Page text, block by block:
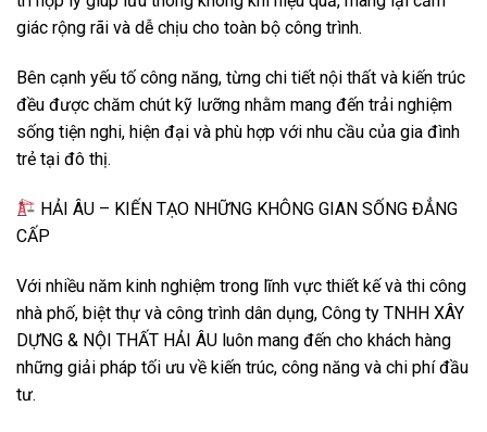
giác rộng rãi và dễ chịu cho toàn bộ công trình.
Bên cạnh yếu tố công năng, từng chi tiết nội thất và kiến trúc
đều được chăm chút kỹ lưỡng nhằm mang đến trải nghiệm
sống tiện nghi, hiện đại và phù hợp với nhu cầu của gia đình
trẻ tại đô thị.
HẢI ÂU – KIẾN TẠO NHỮNG KHÔNG GIAN SỐNG ĐẲNG
CẤP
Với nhiều năm kinh nghiệm trong lĩnh vực thiết kế và thi công
nhà phố, biệt thự và công trình dân dụng, Công ty TNHH XÂY
DỰNG & NỘI THẤT HẢI ÂU luôn mang đến cho khách hàng
những giải pháp tối ưu về kiến trúc, công năng và chi phí đầu
tư.